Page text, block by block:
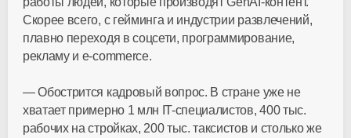
Скорее всего, с гейминга и индустрии развлечений,
плавно переходя в соцсети, программирование,
рекламу и e-commerce.
— Обострится кадровый вопрос. В стране уже не
хватает примерно 1 млн IT-специалистов, 400 тыс.
рабочих на стройках, 200 тыс. таксистов и столько же